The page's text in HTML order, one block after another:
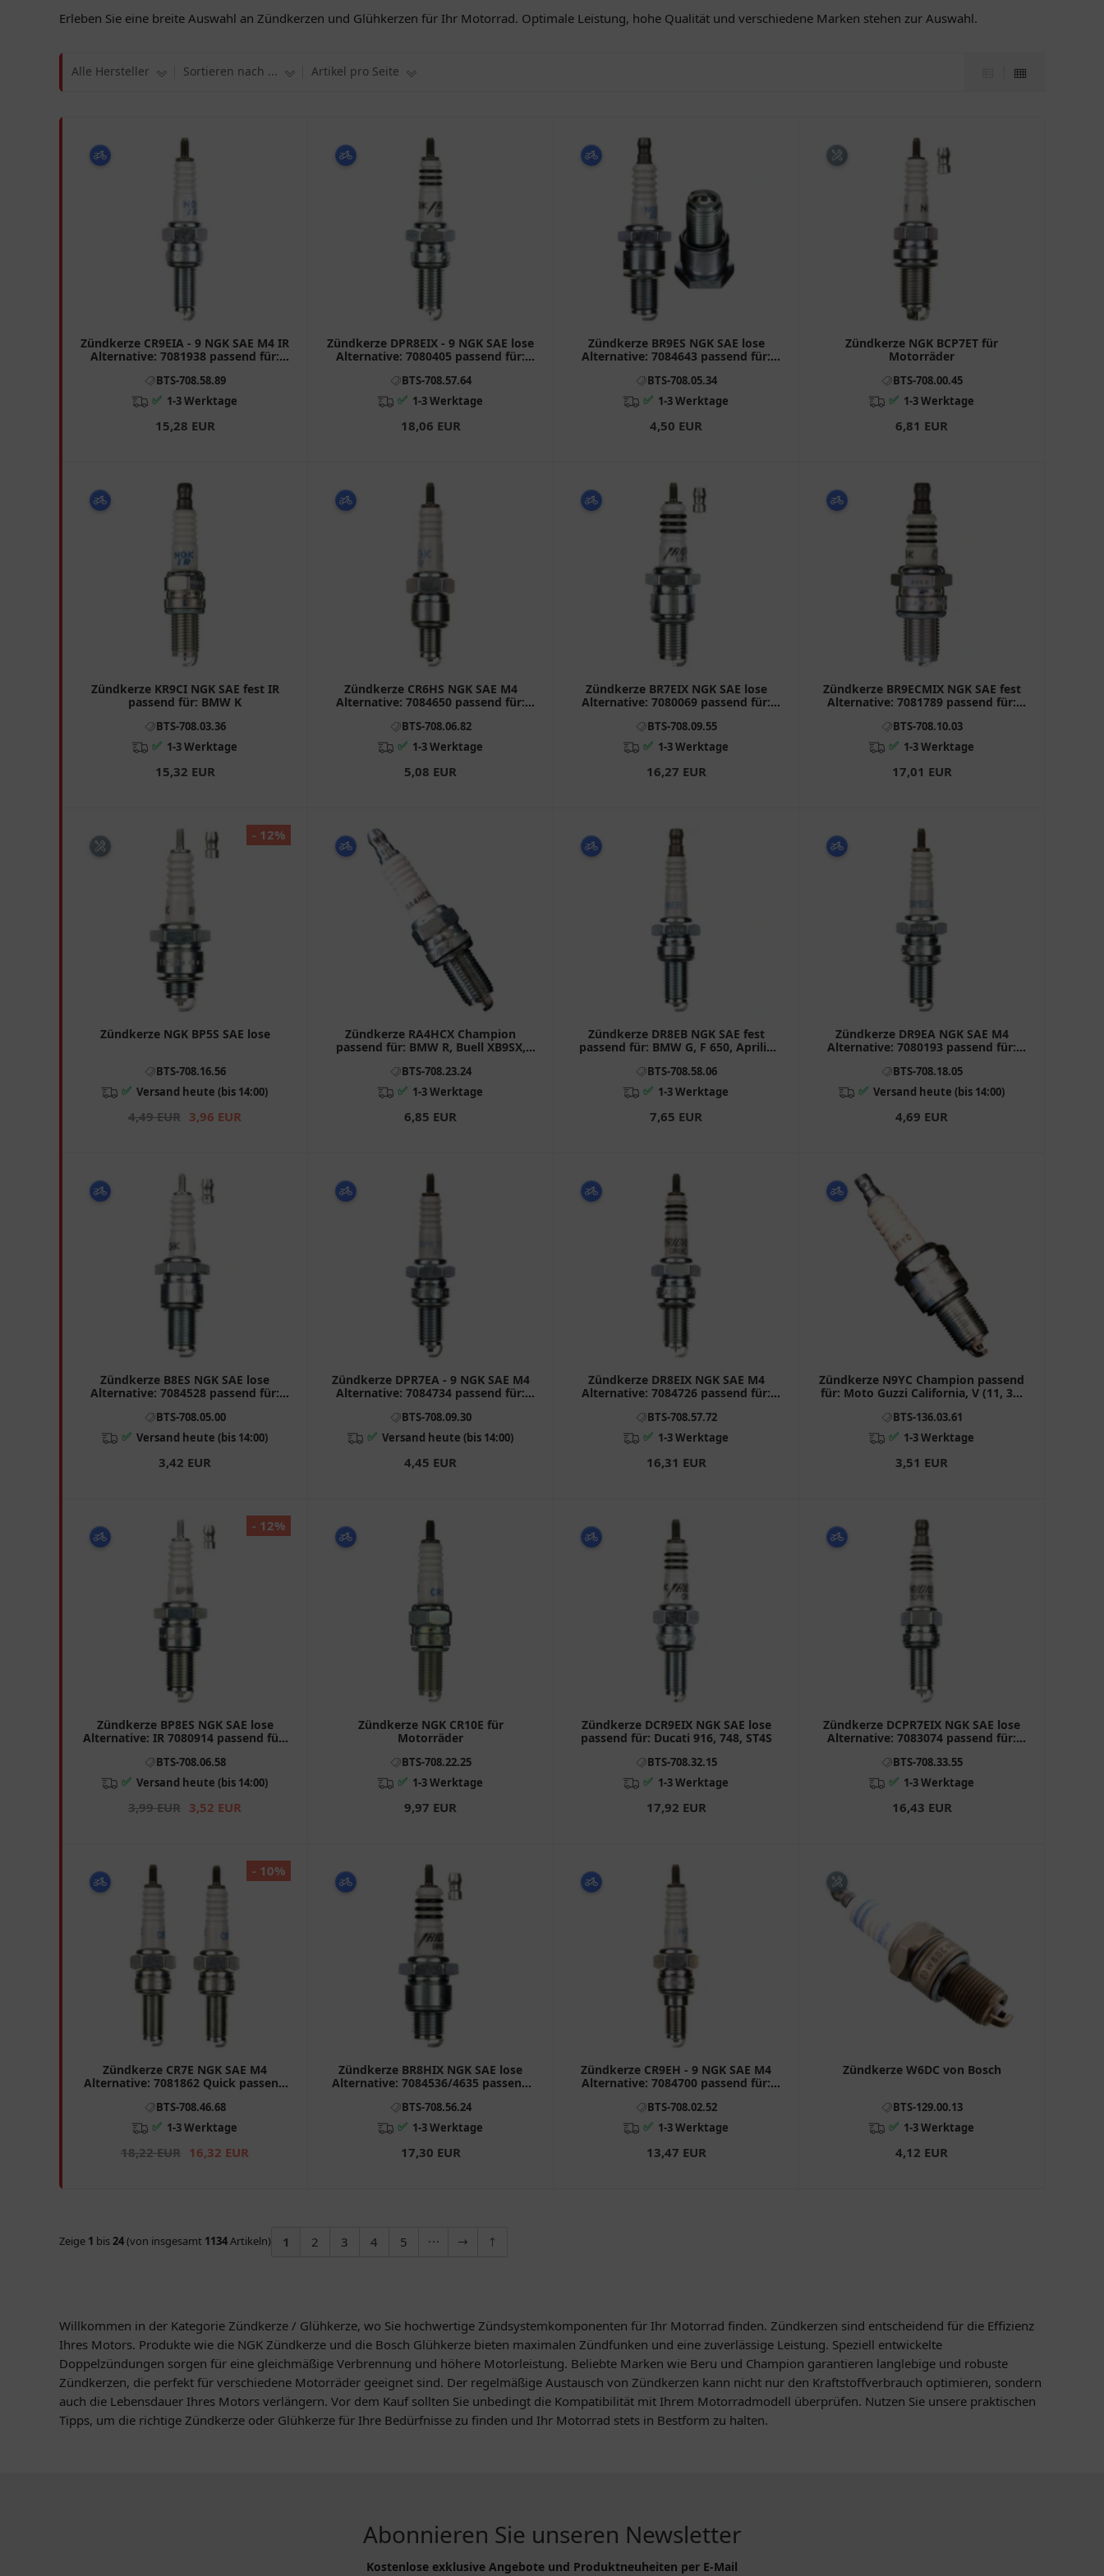
Erleben Sie eine breite Auswahl an Zündkerzen und Glühkerzen für Ihr Motorrad. Optimale Leistung, hohe Qualität und verschiedene Marken stehen zur Auswahl.
Alle Hersteller Sortieren nach ... Artikel pro Seite
Zündkerze CR9EIA - 9 NGK SAE M4 IR
Alternative: 7081938 passend für:
BTS-708.58.89
✅ 1-3 Werktage
15,28 EUR
Zündkerze DPR8EIX - 9 NGK SAE lose
Alternative: 7080405 passend für:
BTS-708.57.64
✅ 1-3 Werktage
18,06 EUR
Zündkerze BR9ES NGK SAE lose
Alternative: 7084643 passend für:
BTS-708.05.34
✅ 1-3 Werktage
4,50 EUR
Zündkerze NGK BCP7ET für
Motorräder
BTS-708.00.45
✅ 1-3 Werktage
6,81 EUR
Zündkerze KR9CI NGK SAE fest IR
passend für: BMW K
BTS-708.03.36
✅ 1-3 Werktage
15,32 EUR
Zündkerze CR6HS NGK SAE M4
Alternative: 7084650 passend für:
BTS-708.06.82
✅ 1-3 Werktage
5,08 EUR
Zündkerze BR7EIX NGK SAE lose
Alternative: 7080069 passend für:
BTS-708.09.55
✅ 1-3 Werktage
16,27 EUR
Zündkerze BR9ECMIX NGK SAE fest
Alternative: 7081789 passend für:
BTS-708.10.03
✅ 1-3 Werktage
17,01 EUR
Zündkerze NGK BP5S SAE lose
BTS-708.16.56
✅ Versand heute (bis 14:00)
4,49 EUR 3,96 EUR
- 12%
Zündkerze RA4HCX Champion
passend für: BMW R, Buell XB9SX,
BTS-708.23.24
✅ 1-3 Werktage
6,85 EUR
Zündkerze DR8EB NGK SAE fest
passend für: BMW G, F 650, Aprilia
BTS-708.58.06
✅ 1-3 Werktage
7,65 EUR
Zündkerze DR9EA NGK SAE M4
Alternative: 7080193 passend für:
BTS-708.18.05
✅ Versand heute (bis 14:00)
4,69 EUR
Zündkerze B8ES NGK SAE lose
Alternative: 7084528 passend für:
Mans
BTS-708.05.00
✅ Versand heute (bis 14:00)
3,42 EUR
Zündkerze DPR7EA - 9 NGK SAE M4
Alternative: 7084734 passend für:
BTS-708.09.30
✅ Versand heute (bis 14:00)
4,45 EUR
Zündkerze DR8EIX NGK SAE M4
Alternative: 7084726 passend für:
BTS-708.57.72
✅ 1-3 Werktage
16,31 EUR
Zündkerze N9YC Champion passend
für: Moto Guzzi California, V (11, 35,
BTS-136.03.61
✅ 1-3 Werktage
3,51 EUR
Zündkerze BP8ES NGK SAE lose
Alternative: IR 7080914 passend für:
BTS-708.06.58
✅ Versand heute (bis 14:00)
3,99 EUR 3,52 EUR
- 12%
Zündkerze NGK CR10E für
Motorräder
BTS-708.22.25
✅ 1-3 Werktage
9,97 EUR
Zündkerze DCR9EIX NGK SAE lose
passend für: Ducati 916, 748, ST4S
BTS-708.32.15
✅ 1-3 Werktage
17,92 EUR
Zündkerze DCPR7EIX NGK SAE lose
Alternative: 7083074 passend für:
BTS-708.33.55
✅ 1-3 Werktage
16,43 EUR
Zündkerze CR7E NGK SAE M4
Alternative: 7081862 Quick passend
Downtown
BTS-708.46.68
✅ 1-3 Werktage
18,22 EUR 16,32 EUR
- 10%
Zündkerze BR8HIX NGK SAE lose
Alternative: 7084536/4635 passend
BTS-708.56.24
✅ 1-3 Werktage
17,30 EUR
Zündkerze CR9EH - 9 NGK SAE M4
Alternative: 7084700 passend für:
BTS-708.02.52
✅ 1-3 Werktage
13,47 EUR
Zündkerze W6DC von Bosch
BTS-129.00.13
✅ 1-3 Werktage
4,12 EUR
Zeige 1 bis24(von insgesamt 1134Artikeln) 1 2 3 4 5
Willkommen in der Kategorie Zündkerze / Glühkerze, wo Sie hochwertige Zündsystemkomponenten für Ihr Motorrad finden. Zündkerzen sind entscheidend für die Effizienz
Ihres Motors. Produkte wie die NGK Zündkerze und die Bosch Glühkerze bieten maximalen Zündfunken und eine zuverlässige Leistung. Speziell entwickelte
Doppelzündungen sorgen für eine gleichmäßige Verbrennung und höhere Motorleistung. Beliebte Marken wie Beru und Champion garantieren langlebige und robuste
Zündkerzen, die perfekt für verschiedene Motorräder geeignet sind. Der regelmäßige Austausch von Zündkerzen kann nicht nur den Kraftstoffverbrauch optimieren, sondern
auch die Lebensdauer Ihres Motors verlängern. Vor dem Kauf sollten Sie unbedingt die Kompatibilität mit Ihrem Motorradmodell überprüfen. Nutzen Sie unsere praktischen
Tipps, um die richtige Zündkerze oder Glühkerze für Ihre Bedürfnisse zu finden und Ihr Motorrad stets in Bestform zu halten.
Abonnieren Sie unseren Newsletter
Kostenlose exklusive Angebote und Produktneuheiten per E-Mail